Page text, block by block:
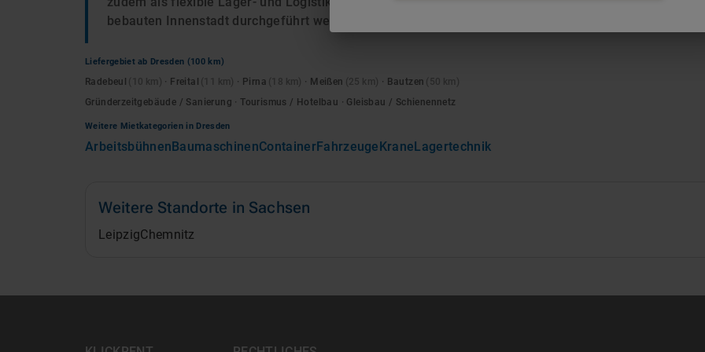
bebauten Innenstadt durchgeführt werden.
Liefergebiet ab Dresden (100 km)
Radebeul · Freital · Pirna · Meißen 25 · Bautzen 50
Gründerzeitgebäude / Sanierung · Tourismus / Hotelbau · Gleisbau / Schienennetz
Weitere Mietkategorien in Dresden
ArbeitsbühnenBaumaschinenContainerFahrzeugeKraneLagertechnik
Weitere Standorte in Sachsen
LeipzigChemnitz